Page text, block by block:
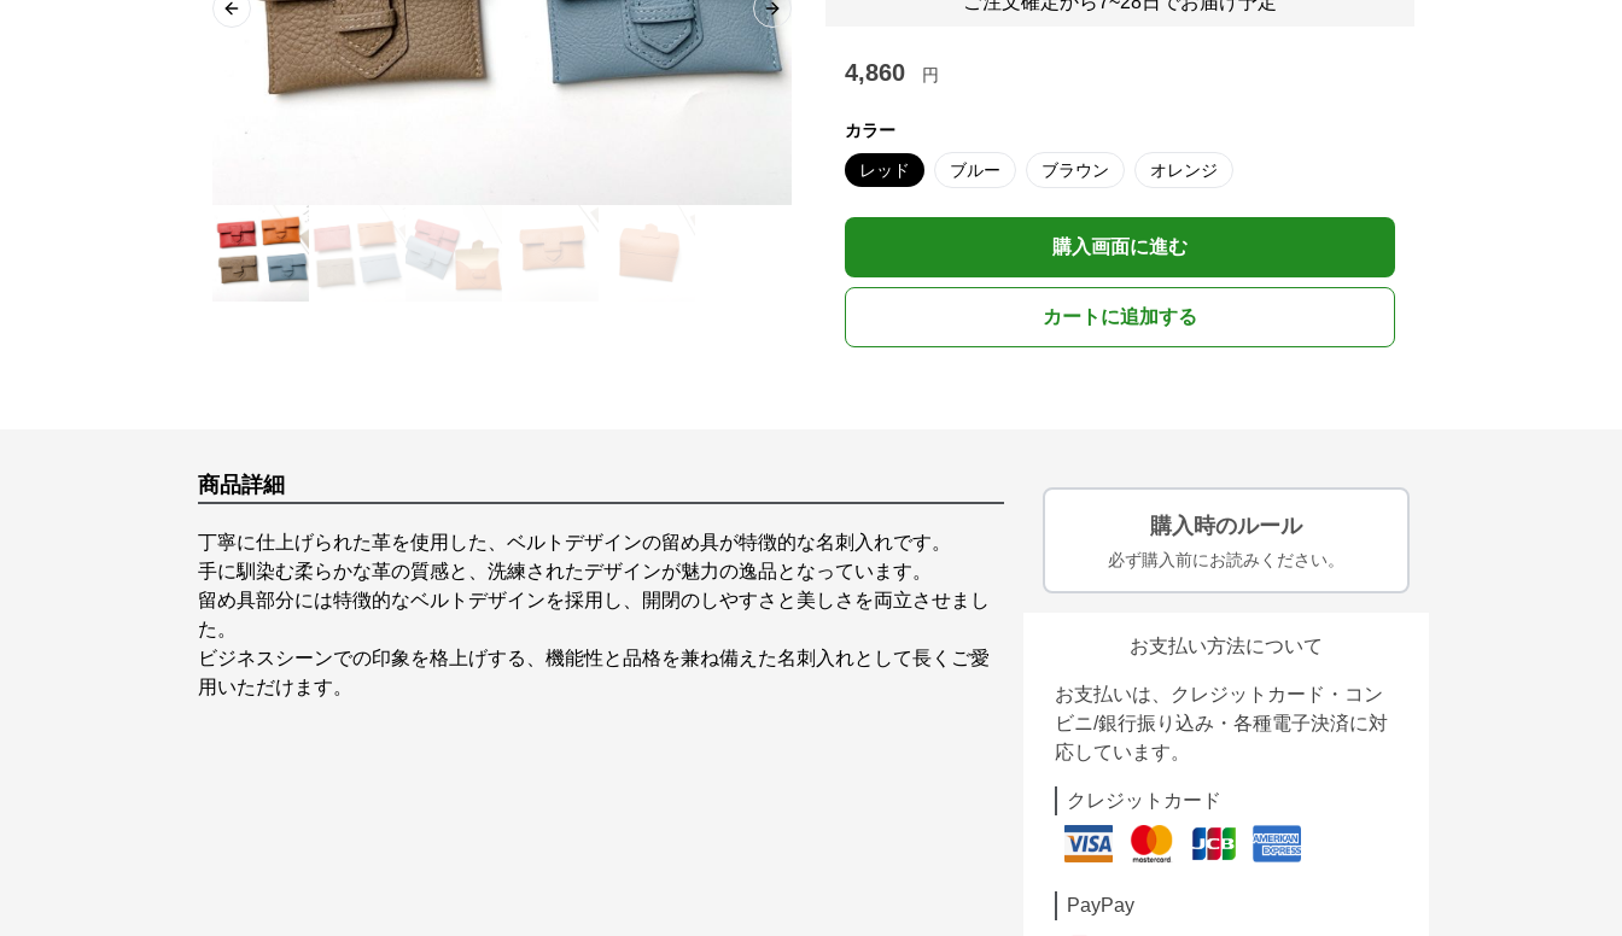
Previous slide Next slide
4,860 円
カラー
レッド ブルー ブラウン オレンジ
購入画面に進む
カートに追加する
商品詳細
丁寧に仕上げられた革を使用した、ベルトデザインの留め具が特徴的な名刺入れです。
手に馴染む柔らかな革の質感と、洗練されたデザインが魅力の逸品となっています。
留め具部分には特徴的なベルトデザインを採用し、開閉のしやすさと美しさを両立させまし
た。
ビジネスシーンでの印象を格上げする、機能性と品格を兼ね備えた名刺入れとして長くご愛
用いただけます。
購入時のルール
必ず購入前にお読みください。
お支払い方法について
お支払いは、クレジットカード・コン
ビニ/銀行振り込み・各種電子決済に対
応しています。
クレジットカード
PayPay